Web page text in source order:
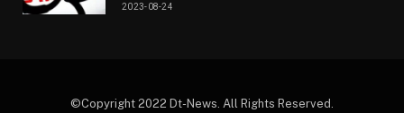
2023-08-24
©Copyright 2022 Dt-News. All Rights Reserved.